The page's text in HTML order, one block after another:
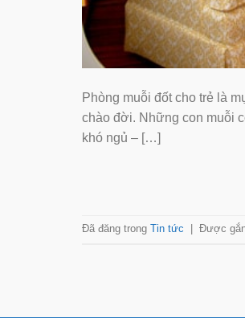
Phòng muỗi đốt cho trẻ là
chào đời. Những con muỗi
khó ngủ – […]
Đã đăng trong Tin tức Được